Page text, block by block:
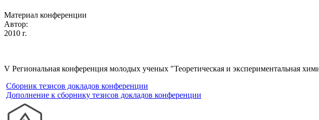
Материал конференции
Автор:
2010 г.
V Региональная конференция молодых ученых "Теоретическая и экспериментальная
Сборник тезисов докладов конференции
Дополнение к сборнику тезисов докладов конференции